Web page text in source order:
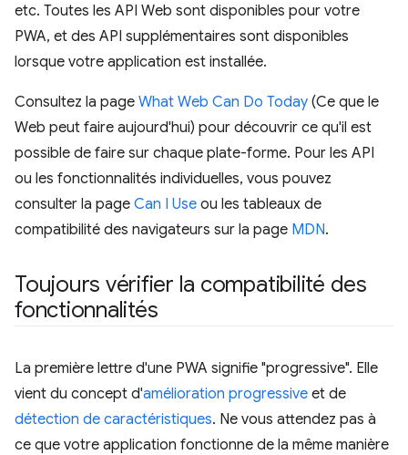
etc. Toutes les API Web sont disponibles pour votre
PWA, et des API supplémentaires sont disponibles
lorsque votre application est installée.
Consultez la page What Web Can Do Today (Ce que le
Web peut faire aujourd'hui) pour découvrir ce qu'il est
possible de faire sur chaque plate-forme. Pour les API
ou les fonctionnalités individuelles, vous pouvez
consulter la page Can I Use ou les tableaux de
compatibilité des navigateurs sur la page MDN.
Toujours vérifier la compatibilité des
fonctionnalités
La première lettre d'une PWA signifie "progressive". Elle
vient du concept d'amélioration progressive et de
détection de caractéristiques. Ne vous attendez pas à
ce que votre application fonctionne de la même manière